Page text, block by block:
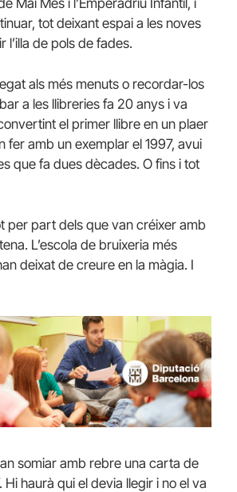
tot deixant espai a les noves
de pols de fades.
als més menuts o recordar-los
a les llibreries fa 20 anys i va
el primer llibre en un plaer
amb un exemplar el 1997, avui
que fa dues dècades. O fins i tot
per part dels que van créixer amb
L’escola de bruixeria més
deixat de creure en la màgia. I
somiar amb rebre una carta de
Hi haurà qui el devia llegir i no el va